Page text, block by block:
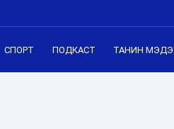
СПОРТ ПОДКАСТ ТАНИН